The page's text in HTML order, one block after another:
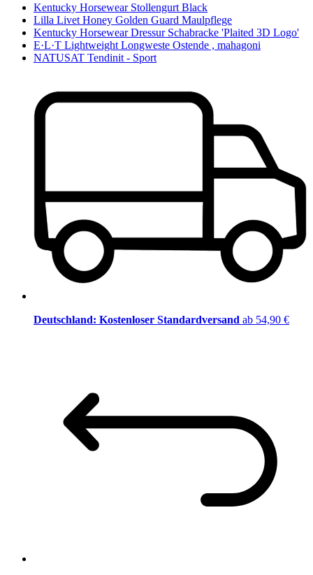
Kentucky Horsewear Stollengurt Black
Lilla Livet Honey Golden Guard Maulpflege
Kentucky Horsewear Dressur Schabracke 'Plaited 3D Logo'
E·L·T Lightweight Longweste Ostende , mahagoni
NATUSAT Tendinit - Sport
Deutschland: Kostenloser Standardversand ab 54,90 €